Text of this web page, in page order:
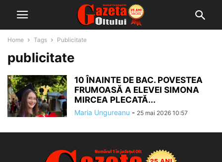
Home Tags Publicitate
publicitate
10 ÎNAINTE DE BAC. POVESTEA
FRUMOASĂ A ELEVEI SIMONA
MIRCEA PLECATĂ...
Maria Ungureanu - 25 mai 2026 10:57